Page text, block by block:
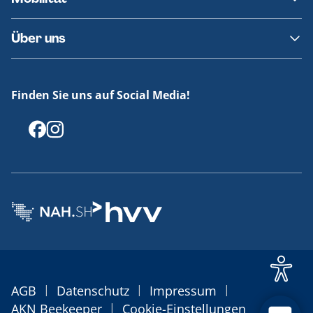
Fundsachen
Häufige Fragen
Barrierefreies Reisen
Erklärung Barrierefreiheit
Über uns
Offenlegungen
Finden Sie uns auf Social Media!
AGB | Datenschutz | Impressum |
AKN Beekeeper | Cookie-Einstellungen